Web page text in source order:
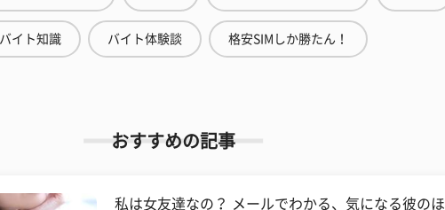
バイト知識 バイト体験談 格安SIMしか勝たん！
おすすめの記事
私は女友達なの？ メールでわかる、気になる彼のほ